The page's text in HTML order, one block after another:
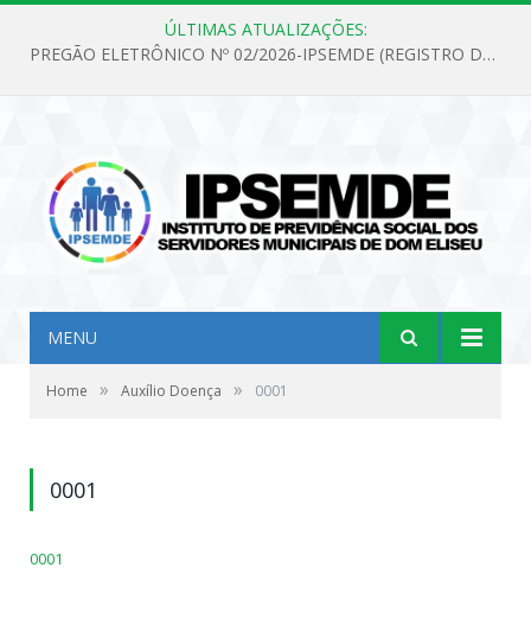
ÚLTIMAS ATUALIZAÇÕES:
PREGÃO ELETRÔNICO Nº 02/2026-IPSEMDE (REGISTRO DE PREÇOS PARA FUTURA E EVENTUAL AQUISIÇÃO DE MATERIAL DE LIMPEZA E GÊNEROS ALIMENTÍCIOS PARA ATENDER AS NECESSIDADES DO INSTITUTO DE PREVIDÊNCIA SOCIAL DOS SERVIDORES MUNICIPAIS DE DOM ELISEU.)
MENU
Home » Auxílio Doença » 0001
0001
0001